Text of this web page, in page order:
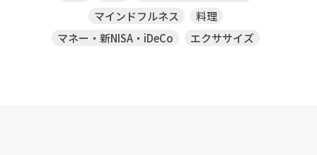
マインドフルネス
料理
マネー・新NISA・iDeCo
エクササイズ